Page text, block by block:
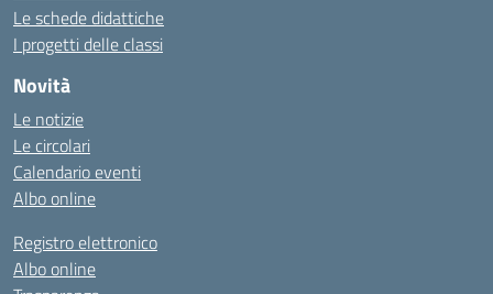
Le schede didattiche
I progetti delle classi
Novità
Le notizie
Le circolari
Calendario eventi
Albo online
Registro elettronico
Albo online